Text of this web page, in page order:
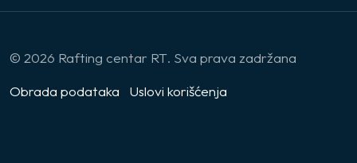
© 2026 Rafting centar RT. Sva prava zadržana
Obrada podataka
Uslovi korišćenja